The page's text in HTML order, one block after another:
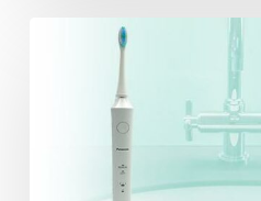
Sammelsurium an
parat halten…
27. August 2020